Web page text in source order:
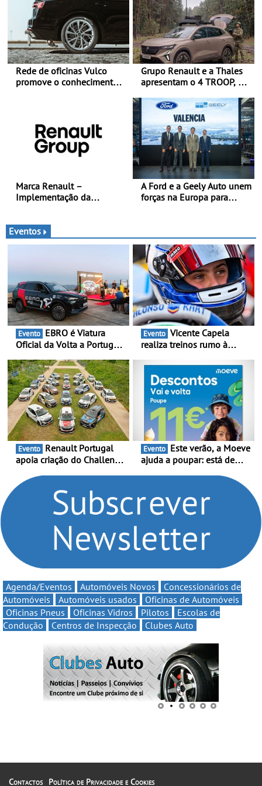
Rede de oficinas Vulco
promove o conhecimento
Grupo Renault e a Thales
apresentam o 4 TROOP, um
para futuras missões das
forças terrestres
Marca Renault –
Implementação da
eletrificação e criação de
valor
A Ford e a Geely Auto unem
forças na Europa para
Eventos
Evento
Oficial da Volta a Portugal
presença nacional ao lado
da mítica prova de ciclismo
e leva a sua gama SUV
multi-energia às estradas
de Portugal
Evento
realiza treinos rumo à
Portugal Karting e mira boa
estreia - O Campeonato
Portugal Karting 2026
decorre entre 1 de Março e
6 de Setembro
Evento
apoia criação do Challenge
compromisso com o
automobilismo nacional
continua em 2026
Evento
ajuda a poupar: está de
Volta” com descontos de
Agenda/Eventos Automóveis Novos
Concessionários de
Automóveis
Automóveis usados
Oficinas de Automóveis
Oficinas Pneus
Oficinas Vidros Pilotos
Escolas de
Condução
Centros de Inspecção Clubes Auto
Contactos Política de Privacidade e Cookies